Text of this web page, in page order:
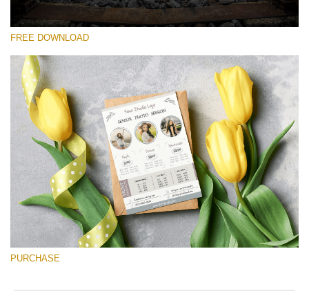
Please select
Free Font #18
Senior Price List
Free download
FREE DOWNLOAD
PURCHASE